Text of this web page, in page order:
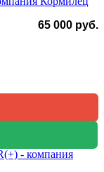
65 000 руб.